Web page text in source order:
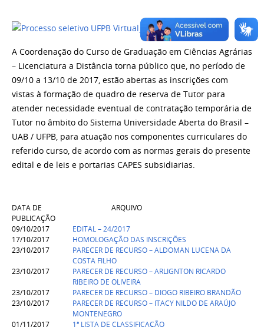
A Coordenação do Curso de Graduação em Ciências Agrárias
– Licenciatura a Distância torna público que, no período de
09/10 a 13/10 de 2017, estão abertas as inscrições com
vistas à formação de quadro de reserva de Tutor para
atender necessidade eventual de contratação temporária de
Tutor no âmbito do Sistema Universidade Aberta do Brasil –
UAB / UFPB, para atuação nos componentes curriculares do
referido curso, de acordo com as normas gerais do presente
edital e de leis e portarias CAPES subsidiarias.
DATA DE
PUBLICAÇÃO
ARQUIVO
09/10/2017
EDITAL – 24/2017
17/10/2017
HOMOLOGAÇÃO DAS INSCRIÇÕES
23/10/2017
PARECER DE RECURSO – ALDOMAN LUCENA DA
COSTA FILHO
23/10/2017
PARECER DE RECURSO – ARLIGNTON RICARDO
RIBEIRO DE OLIVEIRA
23/10/2017
PARECER DE RECURSO – DIOGO RIBEIRO BRANDÃO
23/10/2017
PARECER DE RECURSO – ITACY NILDO DE ARAÚJO
MONTENEGRO
01/11/2017
1ª LISTA DE CLASSIFICAÇÃO